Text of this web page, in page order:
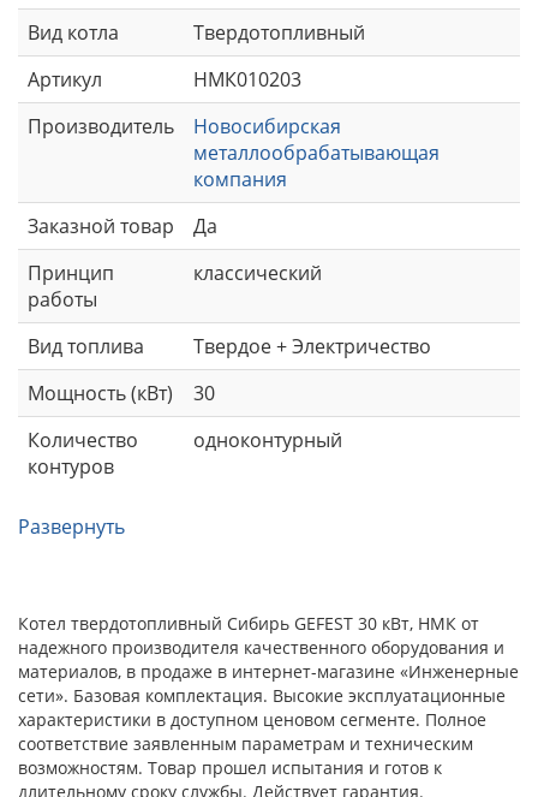
Вид котла
Твердотопливный
Артикул
НМК010203
Производитель
Новосибирская
металлообрабатывающая
компания
Заказной товар
Да
Принцип
работы
классический
Вид топлива
Твердое + Электричество
Мощность (кВт)
30
Количество
контуров
одноконтурный
Развернуть
Котел твердотопливный Сибирь GEFEST 30 кВт, НМК от
надежного производителя качественного оборудования и
материалов, в продаже в интернет-магазине «Инженерные
сети». Базовая комплектация. Высокие эксплуатационные
характеристики в доступном ценовом сегменте. Полное
соответствие заявленным параметрам и техническим
возможностям. Товар прошел испытания и готов к
длительному сроку службы. Действует гарантия.